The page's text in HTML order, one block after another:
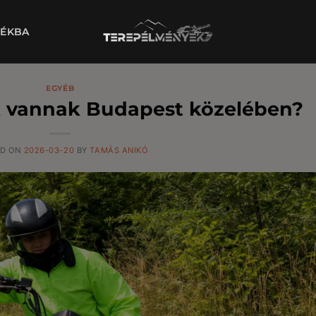
EGYÉB
Budapest közelében?
ON 2026-03-20 BYTAMÁS ANIKÓ